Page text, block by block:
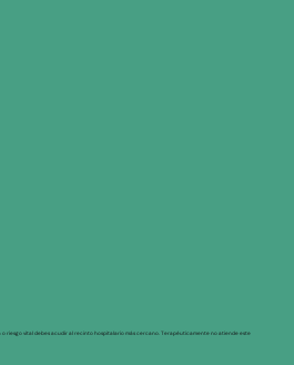
riesgo vital debes acudir al recinto hospitalario más cercano. Terapéuticamente no atiende este